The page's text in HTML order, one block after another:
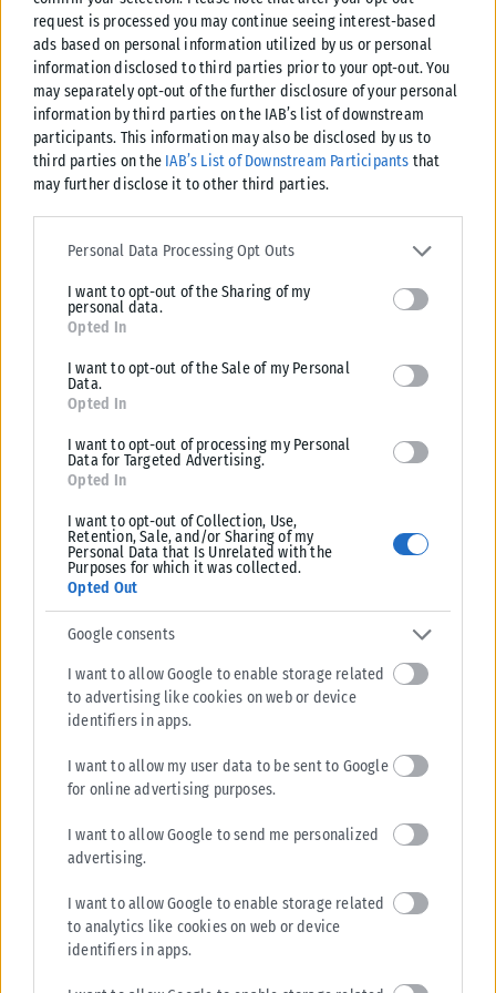
request is processed you may continue seeing interest-based
ads based on personal information utilized by us or personal
information disclosed to third parties prior to your opt-out. You
may separately opt-out of the further disclosure of your personal
information by third parties on the IAB’s list of downstream
participants. This information may also be disclosed by us to
third parties on the IAB’s List of Downstream Participants that
may further disclose it to other third parties.
Please note that this website/app uses one or more Google
services and may gather and store information including but not
deny consent to Google and its third-party tags to use your data
for below specified purposes in below Google consent section.
Personal Data Processing Opt Outs
I want to opt-out of the Sharing of my
personal data.
Opted In
I want to opt-out of the Sale of my Personal
Data.
Opted In
I want to opt-out of processing my Personal
Data for Targeted Advertising.
Opted In
I want to opt-out of Collection, Use,
Retention, Sale, and/or Sharing of my
Personal Data that Is Unrelated with the
Purposes for which it was collected.
Opted Out
Google consents
I want to allow Google to enable storage related
to advertising like cookies on web or device
identifiers in apps.
I want to allow my user data to be sent to Google
for online advertising purposes.
I want to allow Google to send me personalized
advertising.
I want to allow Google to enable storage related
to analytics like cookies on web or device
identifiers in apps.
καταθέσεις και χορηγήσεις.
Η ανάρτηση του Αλέξη Τσίπρα
Αλέξης Τσίπρας Παύλος Μαρινάκης